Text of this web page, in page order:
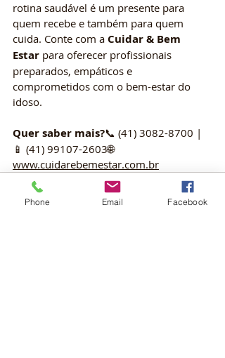
rotina saudável é um presente para
quem recebe e também para quem
cuida. Conte com a Cuidar & Bem
Estar para oferecer profissionais
preparados, empáticos e
comprometidos com o bem-estar do
idoso.
Quer saber mais?📞 (41) 3082-8700 |
📱 (41) 99107-2603🌐
www.cuidarebemestar.com.br
Phone Email Facebook